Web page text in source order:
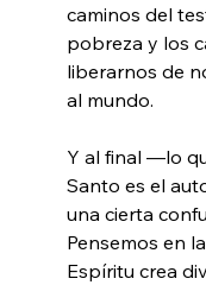
caminos del
pobreza y los
liberarnos de
al mundo.
Y al final —lo
Santo es el
una cierta
Pensemos en
Espíritu crea